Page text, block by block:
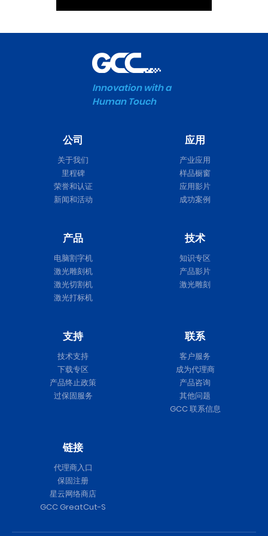
Innovation with a
Human Touch
公司
关于我们
里程碑
荣誉和认证
新闻和活动
应用
产业应用
样品橱窗
应用影片
成功案例
产品
电脑割字机
激光雕刻机
激光切割机
激光打标机
技术
知识专区
产品影片
激光雕刻
支持
技术支持
下载专区
产品终止政策
过保固服务
联系
客户服务
成为代理商
产品咨询
其他问题
GCC 联系信息
链接
代理商入口
保固注册
星云网络商店
GCC GreatCut-S